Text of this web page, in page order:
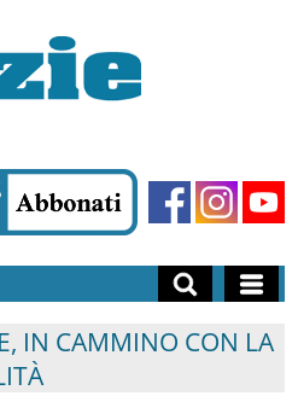
IN CAMMINO CON LA